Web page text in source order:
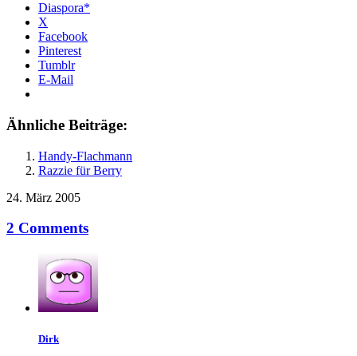
Diaspora*
X
Facebook
Pinterest
Tumblr
E-Mail
Ähnliche Beiträge:
Handy-Flachmann
Razzie für Berry
24. März 2005
2 Comments
Dirk